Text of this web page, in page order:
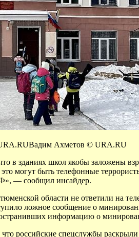
Вадим Ахметов © URA.RU
в зданиях школ якобы заложены
могут быть телефонные
— сообщил инсайдер.
области не ответили на
ложное сообщение о
информацию о
российские спецслужбы